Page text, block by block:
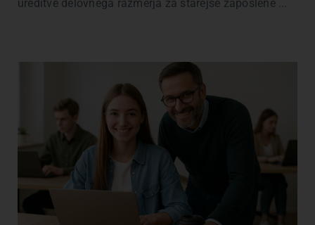
ureditve delovnega razmerja za starejše zaposlene ...